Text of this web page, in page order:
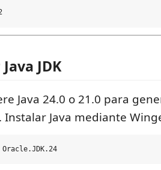
JDK
Java 24.0 o 21.0 para
Instalar Java mediante